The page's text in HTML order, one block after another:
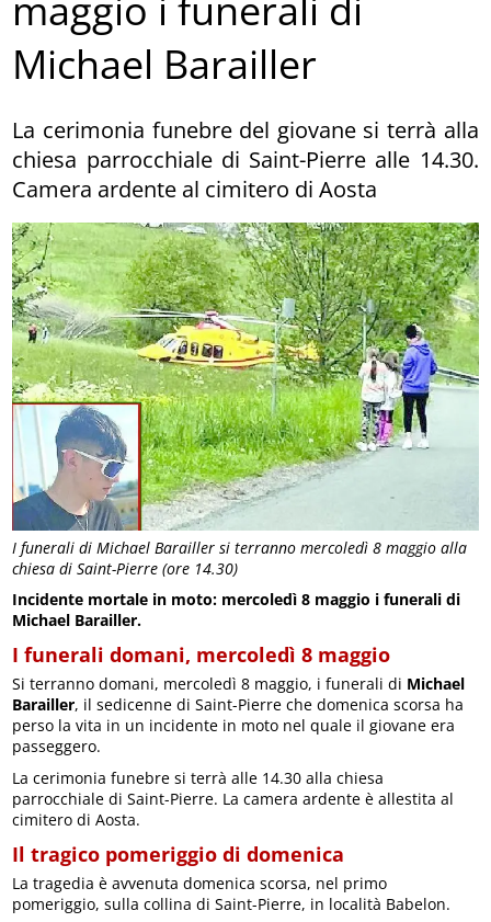
I funerali di Michael Barailler si terranno mercoledì 8 maggio alla
chiesa di Saint-Pierre (ore 14.30)
maggio i funerali di
Michael Barailler
La cerimonia funebre del giovane si terrà alla
chiesa parrocchiale di Saint-Pierre alle 14.30.
Camera ardente al cimitero di Aosta
Incidente mortale in moto: mercoledì 8 maggio i funerali di
Michael Barailler.
I funerali domani, mercoledì 8 maggio
Si terranno domani, mercoledì 8 maggio, i funerali di Michael
Barailler, il sedicenne di Saint-Pierre che domenica scorsa ha
perso la vita in un incidente in moto nel quale il giovane era
passeggero.
La cerimonia funebre si terrà alle 14.30 alla chiesa
parrocchiale di Saint-Pierre. La camera ardente è allestita al
cimitero di Aosta.
Il tragico pomeriggio di domenica
La tragedia è avvenuta domenica scorsa, nel primo
pomeriggio, sulla collina di Saint-Pierre, in località Babelon.